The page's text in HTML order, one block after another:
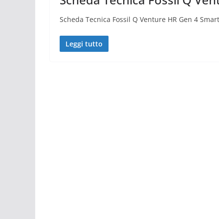
Scheda Tecnica Fossil Q Venture HR Gen 4
Leggi tutto